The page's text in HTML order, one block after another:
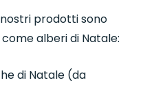
nostri prodotti sono
alberi di Natale:
di Natale (da